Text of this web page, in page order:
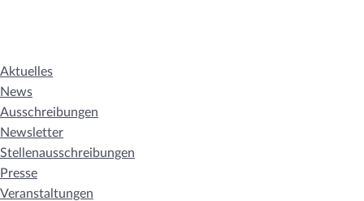
Aktuelles
News
Ausschreibungen
Newsletter
Stellenausschreibungen
Presse
Veranstaltungen